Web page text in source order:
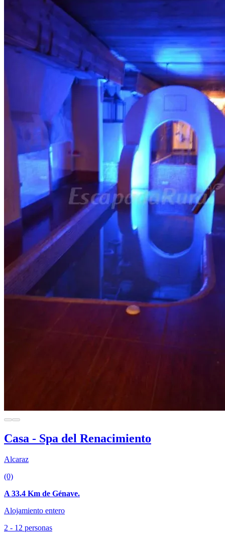
Casa - Spa del Renacimiento
Alcaraz
(0)
A 33.4 Km de Génave.
Alojamiento entero
2 - 12 personas